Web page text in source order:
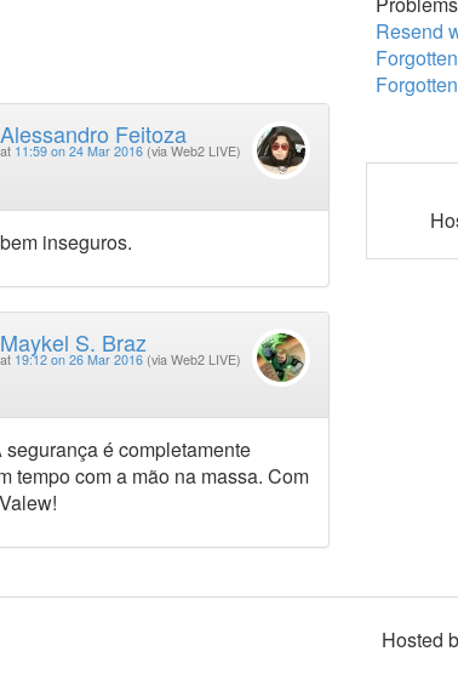
Alessandro Feitoza
at 11:59 on 24 Mar 2016 (via Web2 LIVE)
inseguros.
Maykel S. Braz
at 19:12 on 26 Mar 2016 (via Web2 LIVE)
é completamente
tempo com a mão na massa. Com
Resend
Hosted